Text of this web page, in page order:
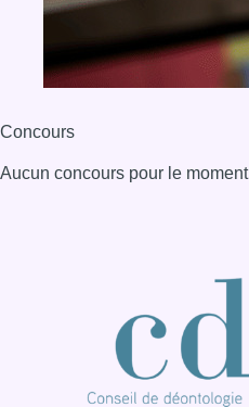
Concours
Aucun concours pour le moment